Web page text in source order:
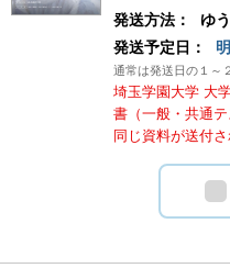
発送方法：
ゆ
発送予定日：
通常は発送日の１～
埼玉学園大学 大
書（一般・共通
同じ資料が送付さ